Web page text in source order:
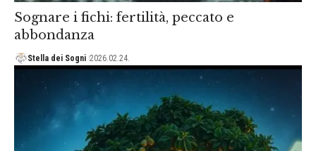
Sognare i fichi: fertilità, peccato e
abbondanza
Stella dei Sogni 2026.02.24.